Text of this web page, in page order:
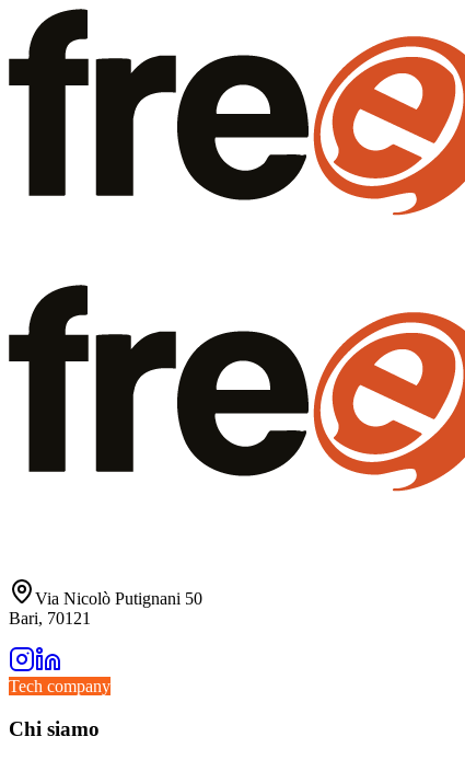
Via Nicolò Putignani 50
Bari, 70121
Tech company
Chi siamo